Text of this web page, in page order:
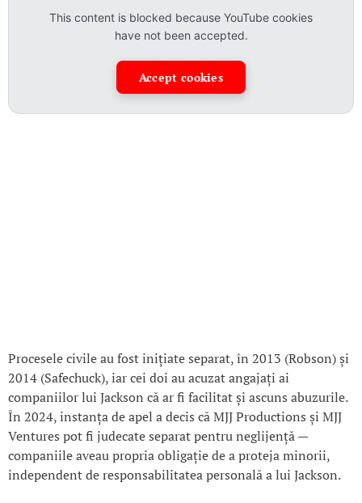
This content is blocked because YouTube cookies
have not been accepted.
Accept cookies
Procesele civile au fost inițiate separat, în 2013 (Robson) și
2014 (Safechuck), iar cei doi au acuzat angajați ai
companiilor lui Jackson că ar fi facilitat și ascuns abuzurile.
În 2024, instanța de apel a decis că MJJ Productions și MJJ
Ventures pot fi judecate separat pentru neglijență —
companiile aveau propria obligație de a proteja minorii,
independent de responsabilitatea personală a lui Jackson.